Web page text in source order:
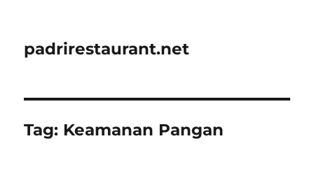
padrirestaurant.net
Tag: Keamanan Pangan